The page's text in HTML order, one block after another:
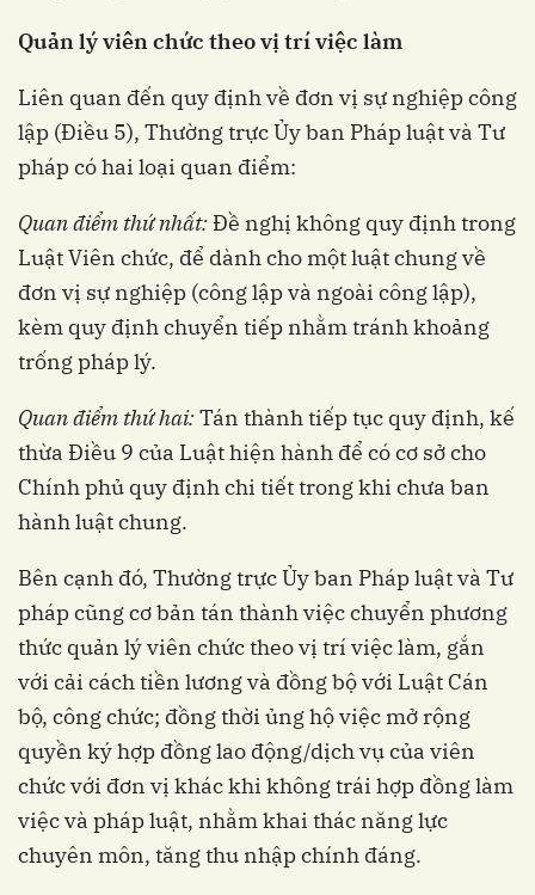
Quản lý viên chức theo vị trí việc làm
Liên quan đến quy định về đơn vị sự nghiệp công
lập (Điều 5), Thường trực Ủy ban Pháp luật và Tư
pháp có hai loại quan điểm:
Quan điểm thứ nhất:Đề nghị không quy định trong
Luật Viên chức, để dành cho một luật chung về
đơn vị sự nghiệp (công lập và ngoài công lập),
kèm quy định chuyển tiếp nhằm tránh khoảng
trống pháp lý.
Quan điểm thứ hai:Tán thành tiếp tục quy định, kế
thừa Điều 9 của Luật hiện hành để có cơ sở cho
Chính phủ quy định chi tiết trong khi chưa ban
hành luật chung.
Bên cạnh đó, Thường trực Ủy ban Pháp luật và Tư
pháp cũng cơ bản tán thành việc chuyển phương
thức quản lý viên chức theo vị trí việc làm, gắn
với cải cách tiền lương và đồng bộ với Luật Cán
bộ, công chức; đồng thời ủng hộ việc mở rộng
quyền ký hợp đồng lao động/dịch vụ của viên
chức với đơn vị khác khi không trái hợp đồng làm
việc và pháp luật, nhằm khai thác năng lực
chuyên môn, tăng thu nhập chính đáng.